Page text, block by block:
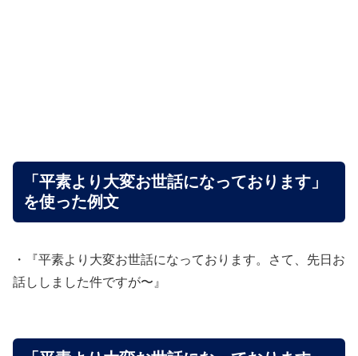
「平素より大変お世話になっております」
を使った例文
・『平素より大変お世話になっております。さて、先日お
話ししました件ですが〜』